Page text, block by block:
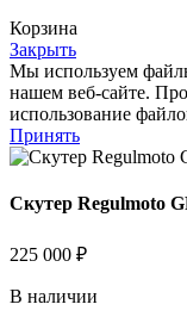
Корзина
Закрыть
Мы используем
нашем веб-сайте.
использование
Принять
Скутер Regulmoto
225 000 ₽
В наличии